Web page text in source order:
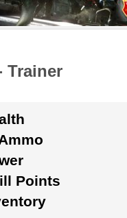
Trainer
Points